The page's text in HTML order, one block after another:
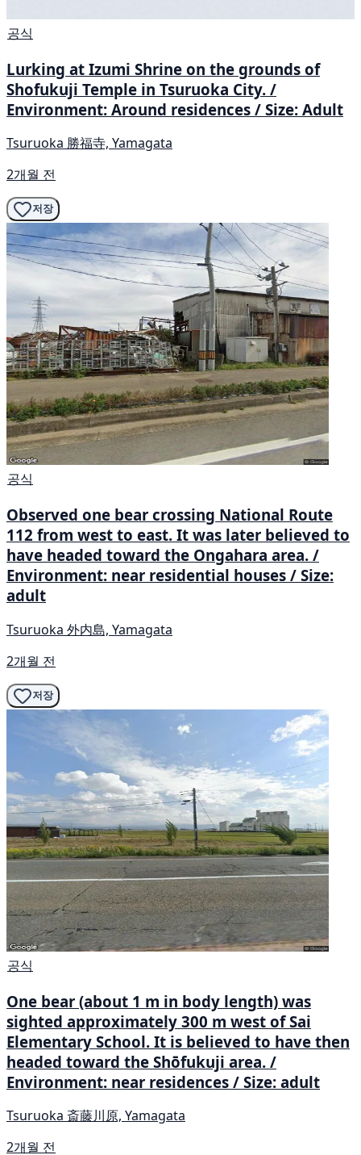
공식
Lurking at Izumi Shrine on the grounds of
Shofukuji Temple in Tsuruoka City. /
Environment: Around residences / Size: Adult
Tsuruoka 勝福寺, Yamagata
2개월 전
저장
공식
Observed one bear crossing National Route
112 from west to east. It was later believed to
have headed toward the Ongahara area. /
Environment: near residential houses / Size:
adult
Tsuruoka 外内島, Yamagata
2개월 전
저장
공식
One bear (about 1 m in body length) was
sighted approximately 300 m west of Sai
Elementary School. It is believed to have then
headed toward the Shōfukuji area. /
Environment: near residences / Size: adult
Tsuruoka 斎藤川原, Yamagata
2개월 전